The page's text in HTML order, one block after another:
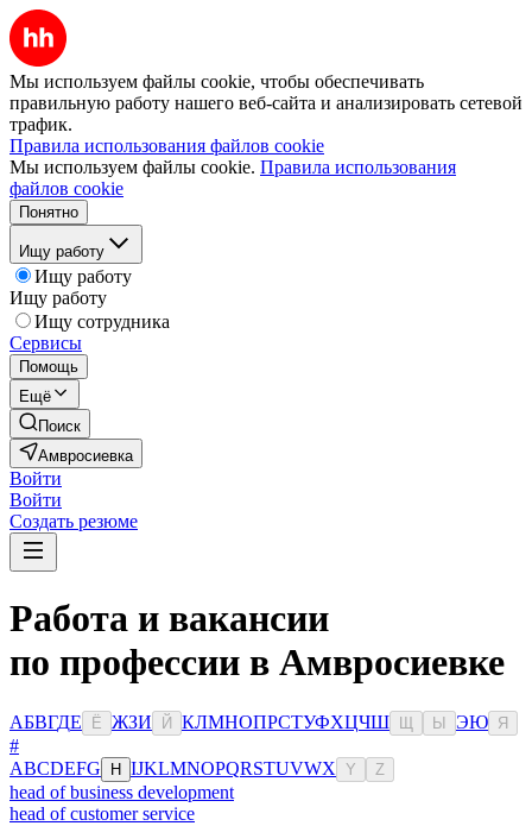
Мы используем файлы cookie, чтобы обеспечивать
правильную работу нашего веб-сайта и анализировать сетевой
трафик.
Правила использования файлов cookie
Мы используем файлы cookie. Правила использования
файлов cookie
Понятно
Ищу работу
Ищу работу
Ищу работу
Ищу сотрудника
Сервисы
Помощь
Ещё
Поиск
Амвросиевка
Войти
Войти
Создать резюме
Работа и вакансии
по профессии в Амвросиевке
АБВГДЕ Ё ЖЗИ Й КЛМНОПРСТУФХЦЧШ Ы ЭЮ Я
#
ABCDEFG H IJKLMNOPQRSTUVWX Y Z
head of business development
head of customer service